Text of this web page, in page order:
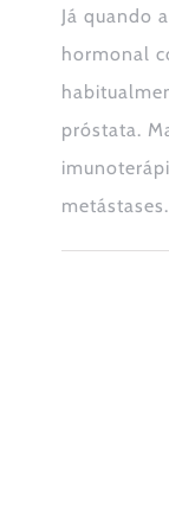
Já quando
hormonal
próstata.
metástases.